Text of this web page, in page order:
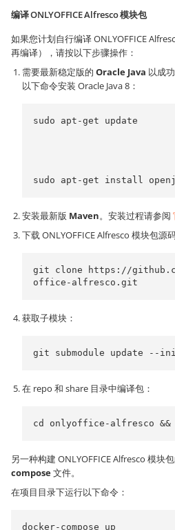
编译 ONLYOFFICE Alfresco 模块包
如果您计划自行编译 ONLYOFFICE
再编译），请按以下步骤操作：
需要最新稳定版的 Oracle Java 以成
以下命令安装 Oracle Java 8：
sudo apt-get update
sudo apt-get install
安装最新版 Maven。安装过程请参阅
下载 ONLYOFFICE Alfresco 模块包源
git clone https://
office-alfresco.git
获取子模块：
git submodule update --
在 repo 和 share 目录中编译包：
cd onlyoffice-alfresco
另一种构建 ONLYOFFICE Alfresco 模块
compose文件。
在项目目录下运行以下命令：
docker-compose up